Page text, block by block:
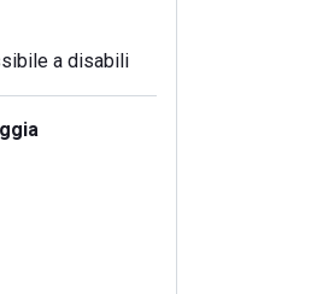
a disabili